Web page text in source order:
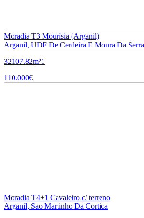
Moradia T3 Mourísia (Arganil)
Arganil, UDF De Cerdeira E Moura Da Serra
32107.82m²1
110.000€
Moradia T4+1 Cavaleiro c/ terreno
Arganil, Sao Martinho Da Cortica